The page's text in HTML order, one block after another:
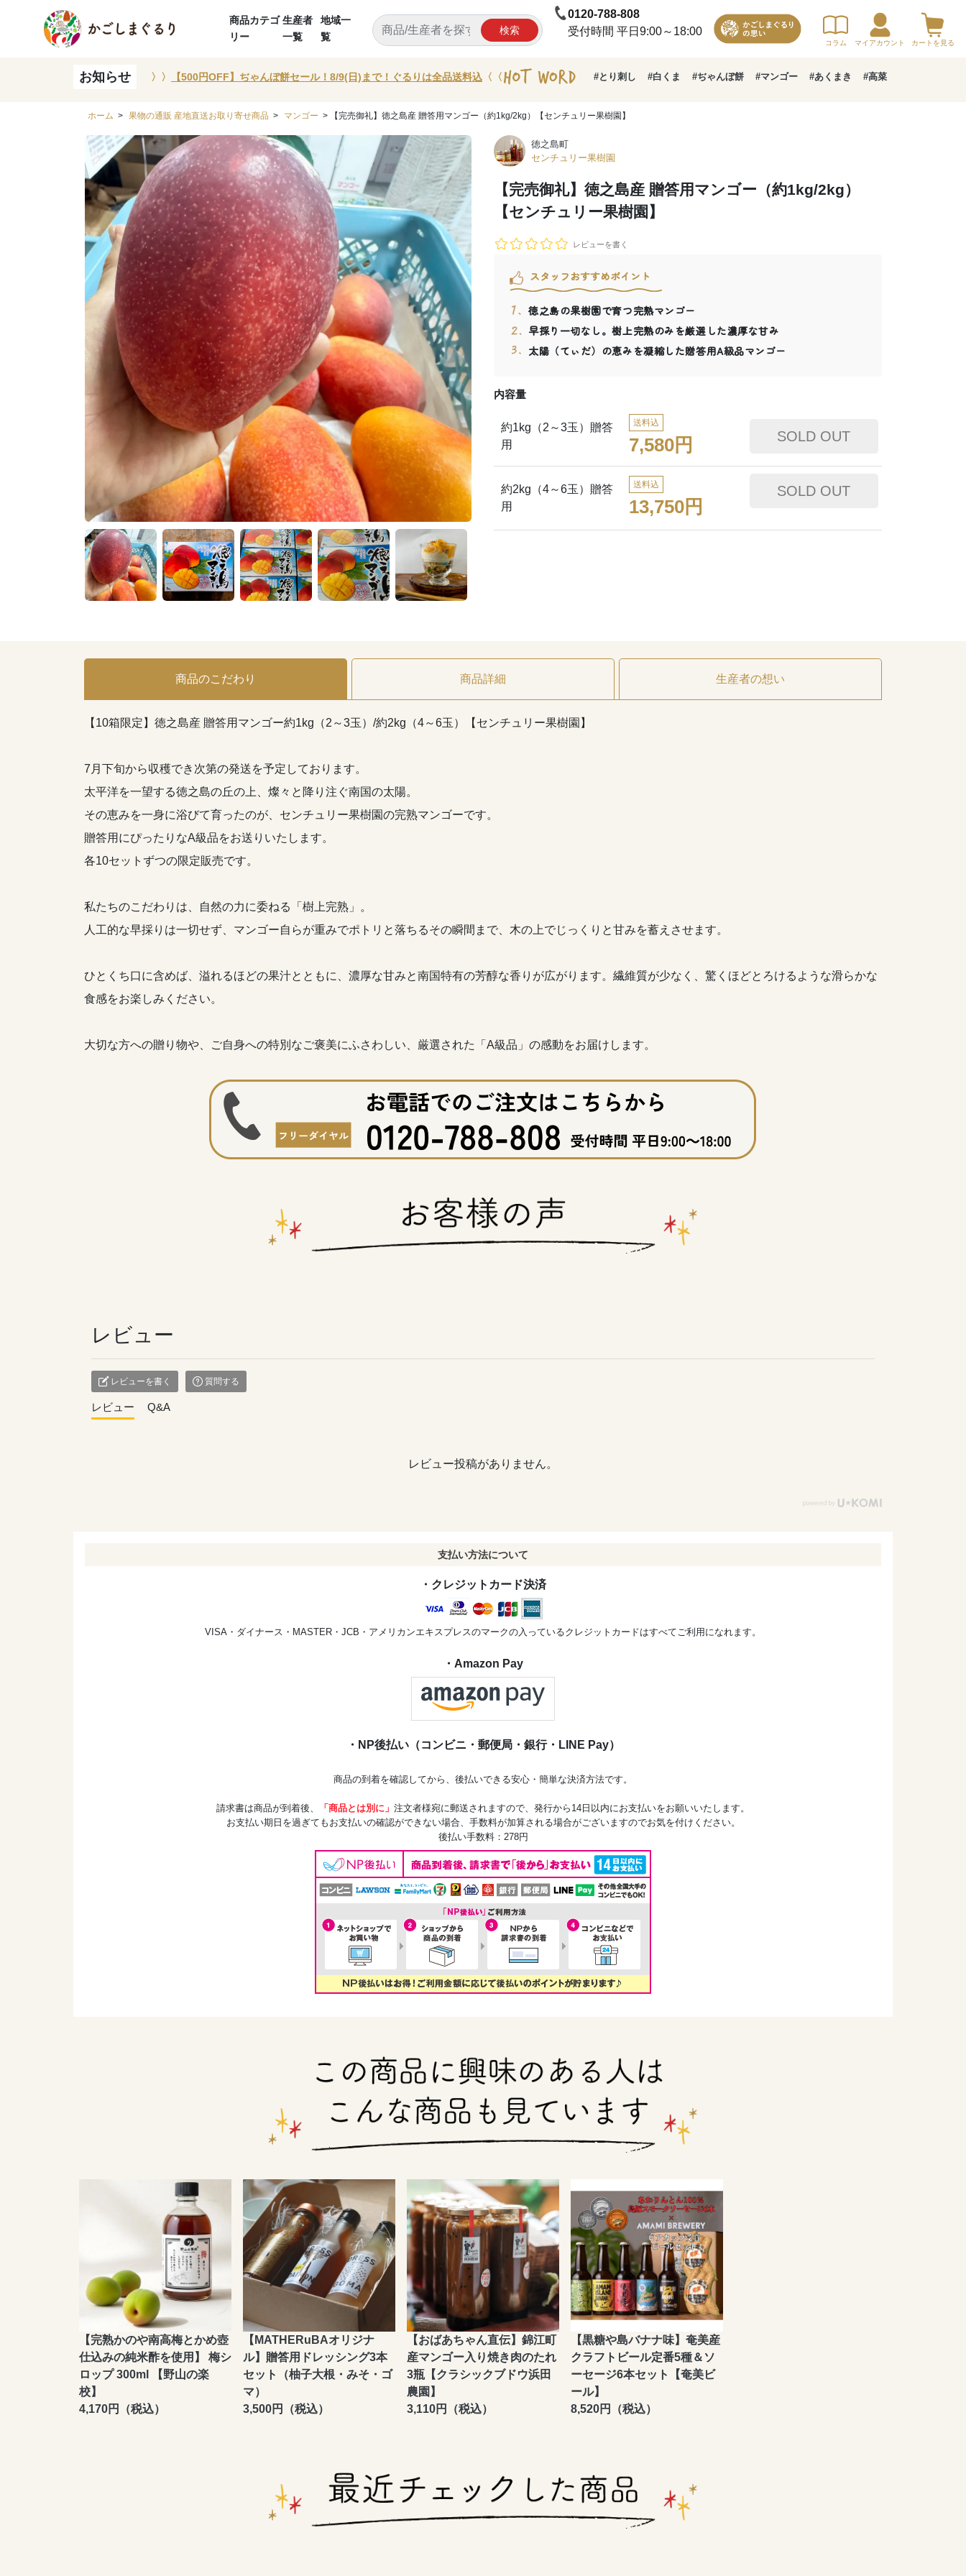
商品カテゴ
リー
生産者
一覧
地域一
覧
検索
0120-788-808
受付時間 平日9:00～18:00
コラム マイアカウント カートを見る
お知らせ 〉〉 【500円OFF】ぢゃんぼ餅セール！8/9(日)まで！ぐるりは全品送料込 〈〈 #とり刺し #白くま #ぢゃんぼ餅 #マンゴー #あくまき #高菜
ホーム > 果物の通販 産地直送お取り寄せ商品 > マンゴー > 【完売御礼】徳之島産 贈答用マンゴー（約1kg/2kg）【センチュリー果樹園】
徳之島町
センチュリー果樹園
【完売御礼】徳之島産 贈答用マンゴー（約1kg/2kg）
【センチュリー果樹園】
レビューを書く
スタッフおすすめポイント
徳之島の果樹園で育つ完熟マンゴー
早採り一切なし。樹上完熟のみを厳選した濃厚な甘み
太陽（てぃだ）の恵みを凝縮した贈答用A級品マンゴー
内容量
約1kg（2～3玉）贈答
用
送料込
7,580円
約2kg（4～6玉）贈答
用
送料込
13,750円
商品のこだわり 商品詳細 生産者の想い
【10箱限定】徳之島産 贈答用マンゴー約1kg（2～3玉）/約2kg（4～6玉）【センチュリー果樹園】
7月下旬から収穫でき次第の発送を予定しております。
太平洋を一望する徳之島の丘の上、燦々と降り注ぐ南国の太陽。
その恵みを一身に浴びて育ったのが、センチュリー果樹園の完熟マンゴーです。
贈答用にぴったりなA級品をお送りいたします。
各10セットずつの限定販売です。
私たちのこだわりは、自然の力に委ねる「樹上完熟」。
人工的な早採りは一切せず、マンゴー自らが重みでポトリと落ちるその瞬間まで、木の上でじっくりと甘みを蓄えさせます。
ひとくち口に含めば、溢れるほどの果汁とともに、濃厚な甘みと南国特有の芳醇な香りが広がります。繊維質が少なく、驚くほどとろけるような滑らかな
食感をお楽しみください。
大切な方への贈り物や、ご自身への特別なご褒美にふさわしい、厳選された「A級品」の感動をお届けします。
レビュー
レビューを書く 質問する
レビュー Q&A
レビュー投稿がありません。
支払い方法について
・クレジットカード決済
VISA・ダイナース・MASTER・JCB・アメリカンエキスプレスのマークの入っているクレジットカードはすべてご利用になれます。
・Amazon Pay
・NP後払い（コンビニ・郵便局・銀行・LINE Pay）
商品の到着を確認してから、後払いできる安心・簡単な決済方法です。
請求書は商品が到着後、 「商品とは別に」 注文者様宛に郵送されますので、発行から14日以内にお支払いをお願いいたします。
お支払い期日を過ぎてもお支払いの確認ができない場合、手数料が加算される場合がございますのでお気を付けください。
後払い手数料：278円
【完熟かのや南高梅とかめ壺
仕込みの純米酢を使用】 梅シ
ロップ 300ml 【野山の楽
校】
4,170円（税込）
【MATHERuBAオリジナ
ル】贈答用ドレッシング3本
セット（柚子大根・みそ・ゴ
マ）
3,500円（税込）
【おばあちゃん直伝】錦江町
産マンゴー入り焼き肉のたれ
3瓶【クラシックブドウ浜田
農園】
3,110円（税込）
【黒糖や島バナナ味】奄美産
クラフトビール定番5種＆ソ
ーセージ6本セット【奄美ビ
ール】
8,520円（税込）